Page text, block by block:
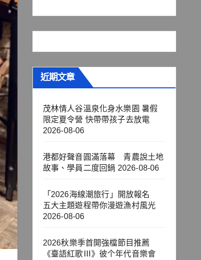
近期文章
茂林情人谷溫泉化身水樂園 暑假
限定夏令營 快帶帶孩子去放電
2026-08-06
港都好聲音圓滿落幕 青農說土地
故事、學員二度回鍋 2026-08-06
「2026海線潮旅行」開放報名
五大主題遊程帶你漫遊漁村風光
2026-08-06
2026秋樂季首開強檔節目推薦
《臺語紅歌Ⅲ》彼个年代音樂會